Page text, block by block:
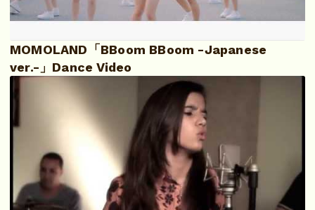
MOMOLAND「BBoom BBoom -Japanese
ver.-」Dance Video